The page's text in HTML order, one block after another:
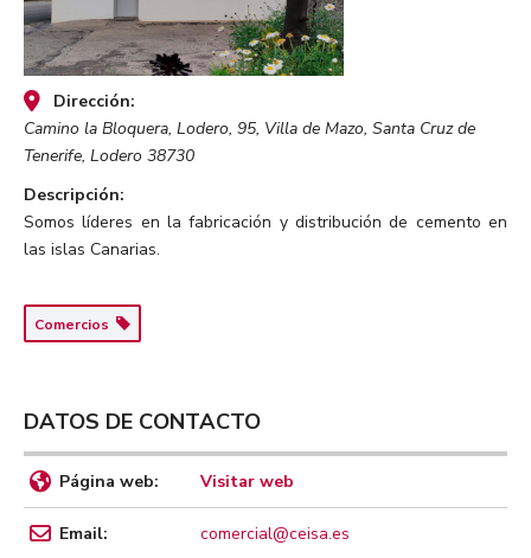
Dirección:
Camino la Bloquera, Lodero, 95, Villa de Mazo, Santa Cruz de
Tenerife, Lodero 38730
Descripción:
Somos líderes en la fabricación y distribución de cemento en
las islas Canarias.
Comercios
DATOS DE CONTACTO
Página web: Visitar web
Email: comercial@ceisa.es